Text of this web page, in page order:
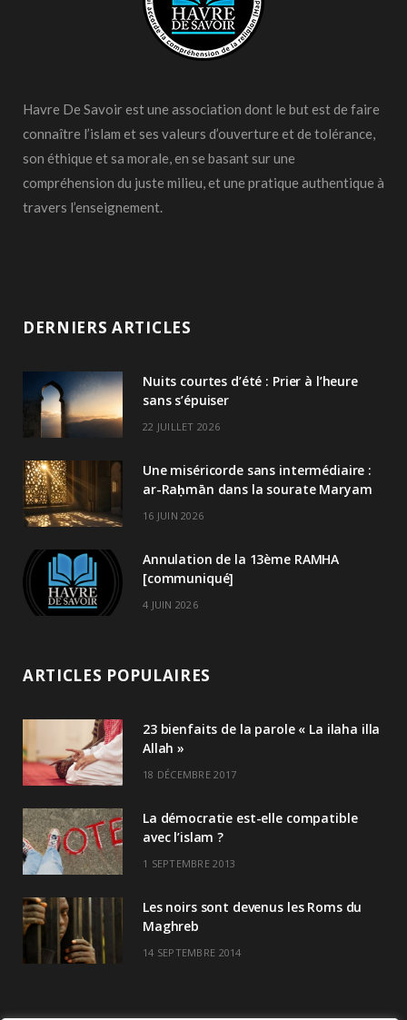
Havre De Savoir est une association dont le but est de faire
connaître l’islam et ses valeurs d’ouverture et de tolérance,
son éthique et sa morale, en se basant sur une
compréhension du juste milieu, et une pratique authentique à
travers l’enseignement.
DERNIERS ARTICLES
Nuits courtes d’été : Prier à l’heure
sans s’épuiser
22 JUILLET 2026
Une miséricorde sans intermédiaire :
ar-Raḥmān dans la sourate Maryam
16 JUIN 2026
Annulation de la 13ème RAMHA
[communiqué]
4 JUIN 2026
ARTICLES POPULAIRES
23 bienfaits de la parole « La ilaha illa
Allah »
18 DÉCEMBRE 2017
La démocratie est-elle compatible
avec l’islam ?
1 SEPTEMBRE 2013
Les noirs sont devenus les Roms du
Maghreb
14 SEPTEMBRE 2014